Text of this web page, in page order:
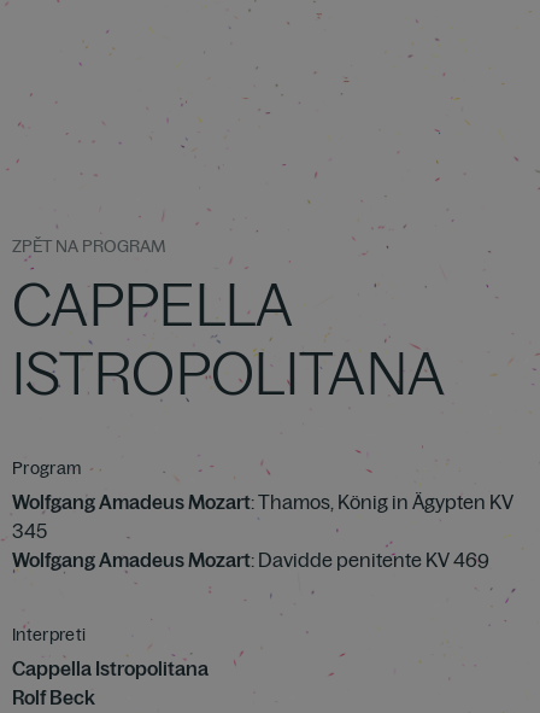
ZPĚT NA PROGRAM
CAPPELLA
ISTROPOLITANA
Program
Wolfgang Amadeus Mozart: Thamos, König in Ägypten KV
345
Wolfgang Amadeus Mozart: Davidde penitente KV 469
Interpreti
Cappella Istropolitana
Rolf Beck